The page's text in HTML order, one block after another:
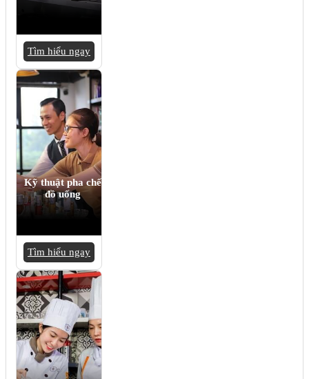
Tìm hiểu ngay
Kỹ thuật pha chế
đồ uống
Tìm hiểu ngay